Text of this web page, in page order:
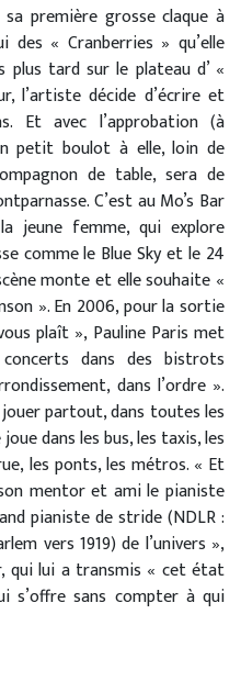
première grosse claque à
« Cranberries » qu’elle
plus tard sur le plateau d’ «
l’artiste décide d’écrire et
Et avec l’approbation (à
petit boulot à elle, loin de
de table, sera de
C’est au Mo’s Bar
jeune femme, qui explore
comme le Blue Sky et le 24
monte et elle souhaite «
». En 2006, pour la sortie
plaît », Pauline Paris met
dans des bistrots
dans l’ordre ».
partout, dans toutes les
dans les bus, les taxis, les
les ponts, les métros. « Et
mentor et ami le pianiste
pianiste de stride (NDLR :
vers 1919) de l’univers »,
qui lui a transmis « cet état
s’offre sans compter à qui